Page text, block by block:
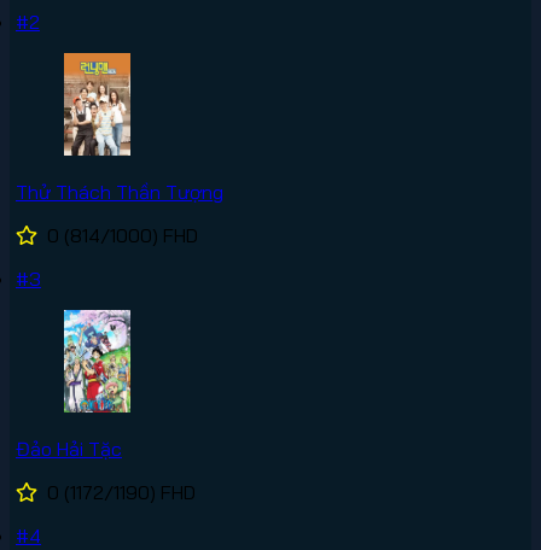
#2
Thử Thách Thần Tượng
0 (814/1000) FHD
#3
Đảo Hải Tặc
0 (1172/1190) FHD
#4